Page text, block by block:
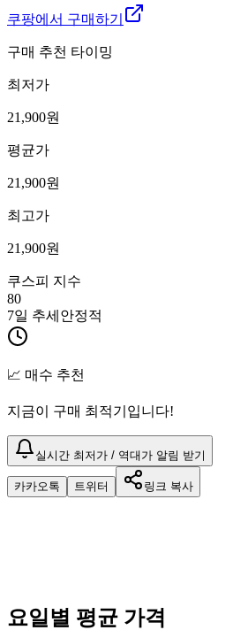
쿠팡에서 구매하기
구매 추천 타이밍
최저가
21,900원
평균가
21,900원
최고가
21,900원
쿠스피 지수
80
7일 추세 안정적
📈 매수 추천
지금이 구매 최적기입니다!
실시간 최저가 / 역대가 알림 받기
카카오톡 트위터 링크 복사
요일별 평균 가격